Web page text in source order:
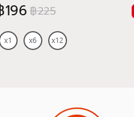
196 ฿225